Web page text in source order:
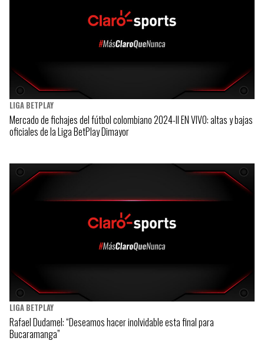
LIGA BETPLAY
Mercado de fichajes del fútbol colombiano 2024-II EN VIVO: altas y bajas
oficiales de la Liga BetPlay Dimayor
LIGA BETPLAY
Rafael Dudamel: “Deseamos hacer inolvidable esta final para
Bucaramanga”